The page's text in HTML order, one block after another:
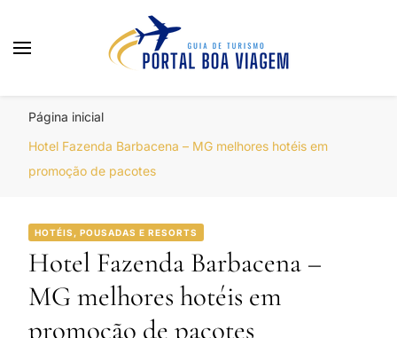
Página inicial
Hotel Fazenda Barbacena – MG melhores hotéis em
promoção de pacotes
HOTÉIS, POUSADAS E RESORTS
Hotel Fazenda Barbacena –
MG melhores hotéis em
promoção de pacotes